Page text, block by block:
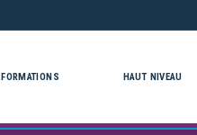
FORMATIONS HAUT NIVEAU